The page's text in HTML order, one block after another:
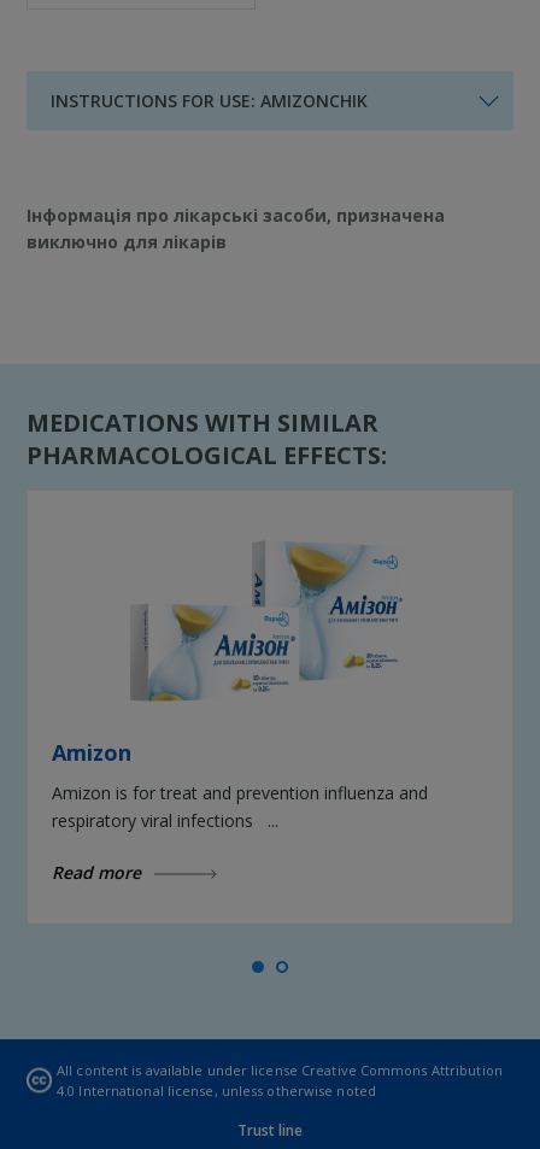
INSTRUCTIONS FOR USE: AMIZONCHIK
Інформація про лікарські засоби, призначена
виключно для лікарів
MEDICATIONS WITH SIMILAR
PHARMACOLOGICAL EFFECTS:
Amizon
Amizon is for treat and prevention influenza and
respiratory viral infections ...
Read more
All content is available under license Creative Commons Attribution
4.0 International license, unless otherwise noted
Trust line